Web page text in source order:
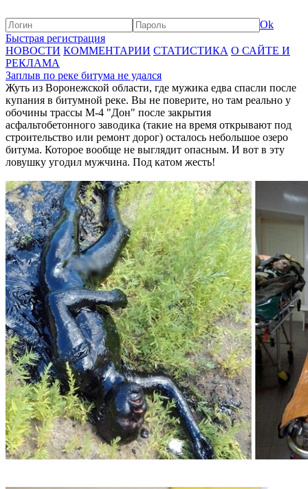
Ok
Быстрая регистрация
НОВОСТИ КОММЕНТАРИИ СТАТИСТИКА О САЙТЕ И
РЕКЛАМА
Заплыв по реке битума не удался
Жуть из Воронежской области, где мужика едва спасли после
купания в битумной реке. Вы не поверите, но там реально у
обочины трассы М-4 "Дон" после закрытия
асфальтобетонного заводика (такие на время открывают под
строительство или ремонт дорог) осталось небольшое озеро
битума. Которое вообще не выглядит опасным. И вот в эту
ловушку угодил мужчина. Под катом жесть!